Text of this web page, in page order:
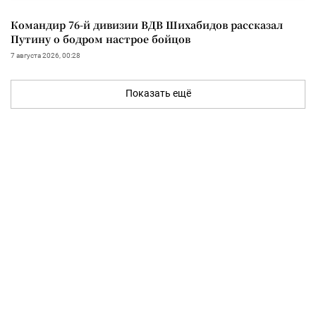
Командир 76-й дивизии ВДВ Шихабидов рассказал
Путину о бодром настрое бойцов
7 августа 2026, 00:28
Показать ещё